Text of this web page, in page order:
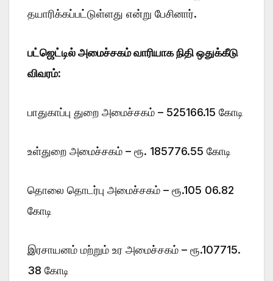
தயாரிக்கப்பட்டுள்ளது என்று பேசினார்.
பட்ஜெட்டில் அமைச்சகம் வாரியாக நிதி ஒதுக்கீடு
விவரம்:
பாதுகாப்பு துறை அமைச்சகம் – 525166.15 கோடி
உள்துறை அமைச்சகம் – ரூ. 185776.55 கோடி
தொலை தொடர்பு அமைச்சகம் – ரூ.105 06.82
கோடி
இரசாயனம் மற்றும் உர அமைச்சகம் – ரூ.107715.
38 கோடி